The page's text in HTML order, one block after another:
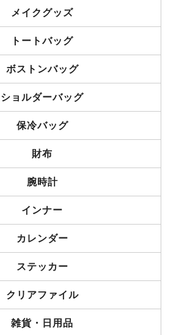
メイクグッズ
トートバッグ
ボストンバッグ
ショルダーバッグ
保冷バッグ
財布
腕時計
インナー
カレンダー
ステッカー
クリアファイル
雑貨・日用品